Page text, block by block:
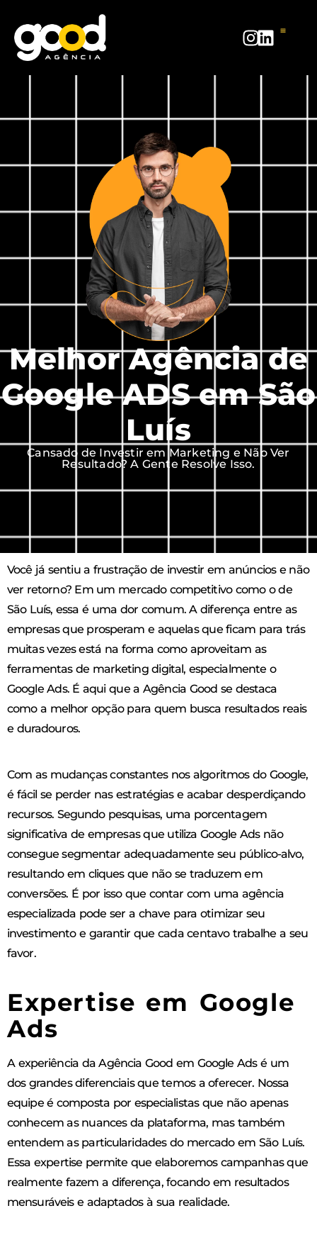
Melhor Agência de
Google ADS em São
Luís
Cansado de Investir em Marketing e Não Ver
Resultado? A Gente Resolve Isso.
Você já sentiu a frustração de investir em anúncios e não
ver retorno? Em um mercado competitivo como o de
São Luís, essa é uma dor comum. A diferença entre as
empresas que prosperam e aquelas que ficam para trás
muitas vezes está na forma como aproveitam as
ferramentas de marketing digital, especialmente o
Google Ads. É aqui que a Agência Good se destaca
como a melhor opção para quem busca resultados reais
e duradouros.
Com as mudanças constantes nos algoritmos do Google,
é fácil se perder nas estratégias e acabar desperdiçando
recursos. Segundo pesquisas, uma porcentagem
significativa de empresas que utiliza Google Ads não
consegue segmentar adequadamente seu público-alvo,
resultando em cliques que não se traduzem em
conversões. É por isso que contar com uma agência
especializada pode ser a chave para otimizar seu
investimento e garantir que cada centavo trabalhe a seu
favor.
Expertise em Google
Ads
A experiência da Agência Good em Google Ads é um
dos grandes diferenciais que temos a oferecer. Nossa
equipe é composta por especialistas que não apenas
conhecem as nuances da plataforma, mas também
entendem as particularidades do mercado em São Luís.
Essa expertise permite que elaboremos campanhas que
realmente fazem a diferença, focando em resultados
mensuráveis e adaptados à sua realidade.